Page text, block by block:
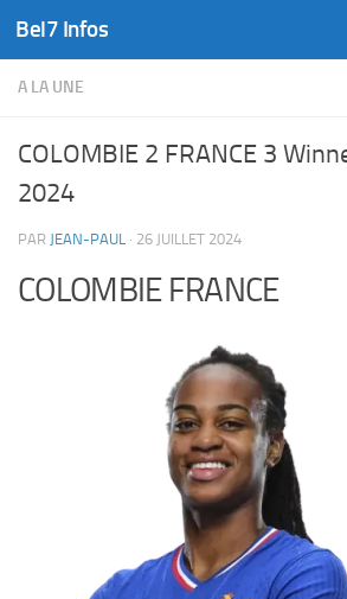
Skip to content
Bel7 Infos
A LA UNE
COLOMBIE 2 FRANCE 3
2024
PAR JEAN-PAUL · 26 JUILLET 2024
COLOMBIE FRANCE